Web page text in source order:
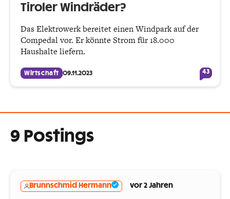
Tiroler Windräder?
Das Elektrowerk bereitet einen Windpark auf der
Compedal vor. Er könnte Strom für 18.000
Haushalte liefern.
Wirtschaft 09.11.2023 43
9 Postings
Brunnschmid Hermann vor 2 Jahren